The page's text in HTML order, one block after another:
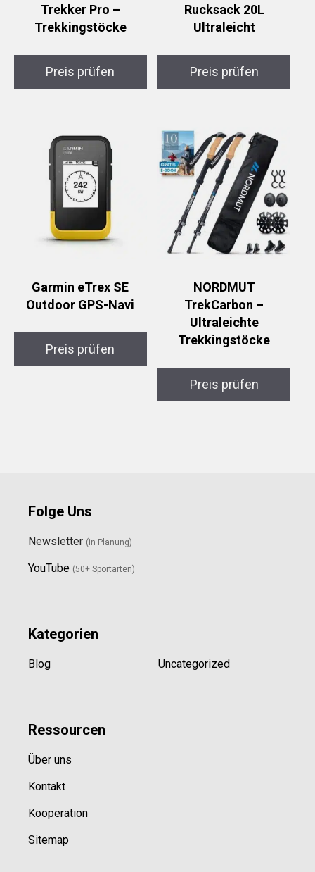
Trekker Pro –
Trekkingstöcke
Preis prüfen
Rucksack 20L
Ultraleicht
Preis prüfen
Garmin eTrex SE
Outdoor GPS-Navi
Preis prüfen
NORDMUT
TrekCarbon –
Ultraleichte
Trekkingstöcke
Preis prüfen
Folge Uns
Newsletter (in Planung)
YouTube (50+ Sportarten)
Kategorien
Blog Uncategorized
Ressourcen
Über uns
Kontakt
Kooperation
Sitemap